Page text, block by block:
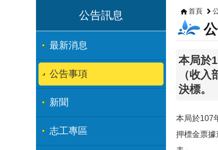
公告訊息
最新消息
公告事項
新聞
志工專區
首頁
本局於
（收
決標。
本局於107
押標金票